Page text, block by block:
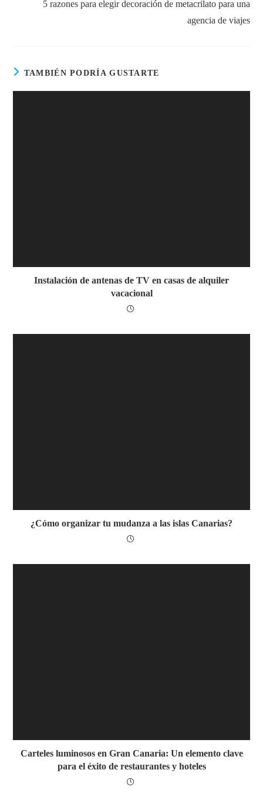
5 razones para elegir decoración de metacrilato para una
agencia de viajes
TAMBIÉN PODRÍA GUSTARTE
Instalación de antenas de TV en casas de alquiler
vacacional
¿Cómo organizar tu mudanza a las islas Canarias?
Carteles luminosos en Gran Canaria: Un elemento clave
para el éxito de restaurantes y hoteles